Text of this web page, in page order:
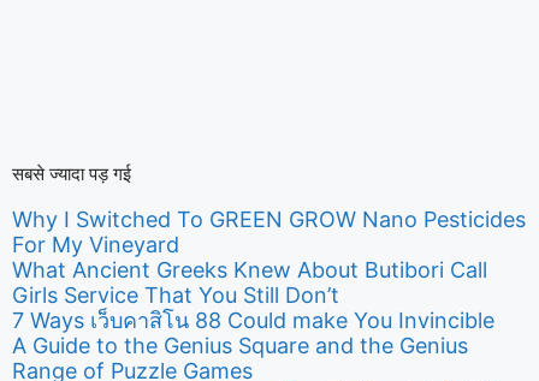
सबसे ज्यादा पड़ गई
Why I Switched To GREEN GROW Nano Pesticides
For My Vineyard
What Ancient Greeks Knew About Butibori Call
Girls Service That You Still Don’t
7 Ways เว็บคาสิโน 88 Could make You Invincible
A Guide to the Genius Square and the Genius
Range of Puzzle Games